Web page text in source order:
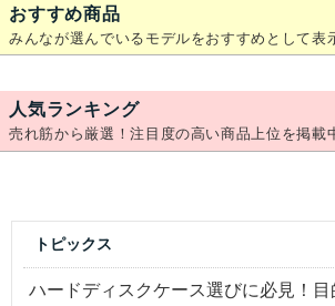
おすすめ商品
みんなが選んでいるモデルをおすすめとして表
人気ランキング
売れ筋から厳選！注目度の高い商品上位を掲載
トピックス
ハードディスクケース選びに必見！